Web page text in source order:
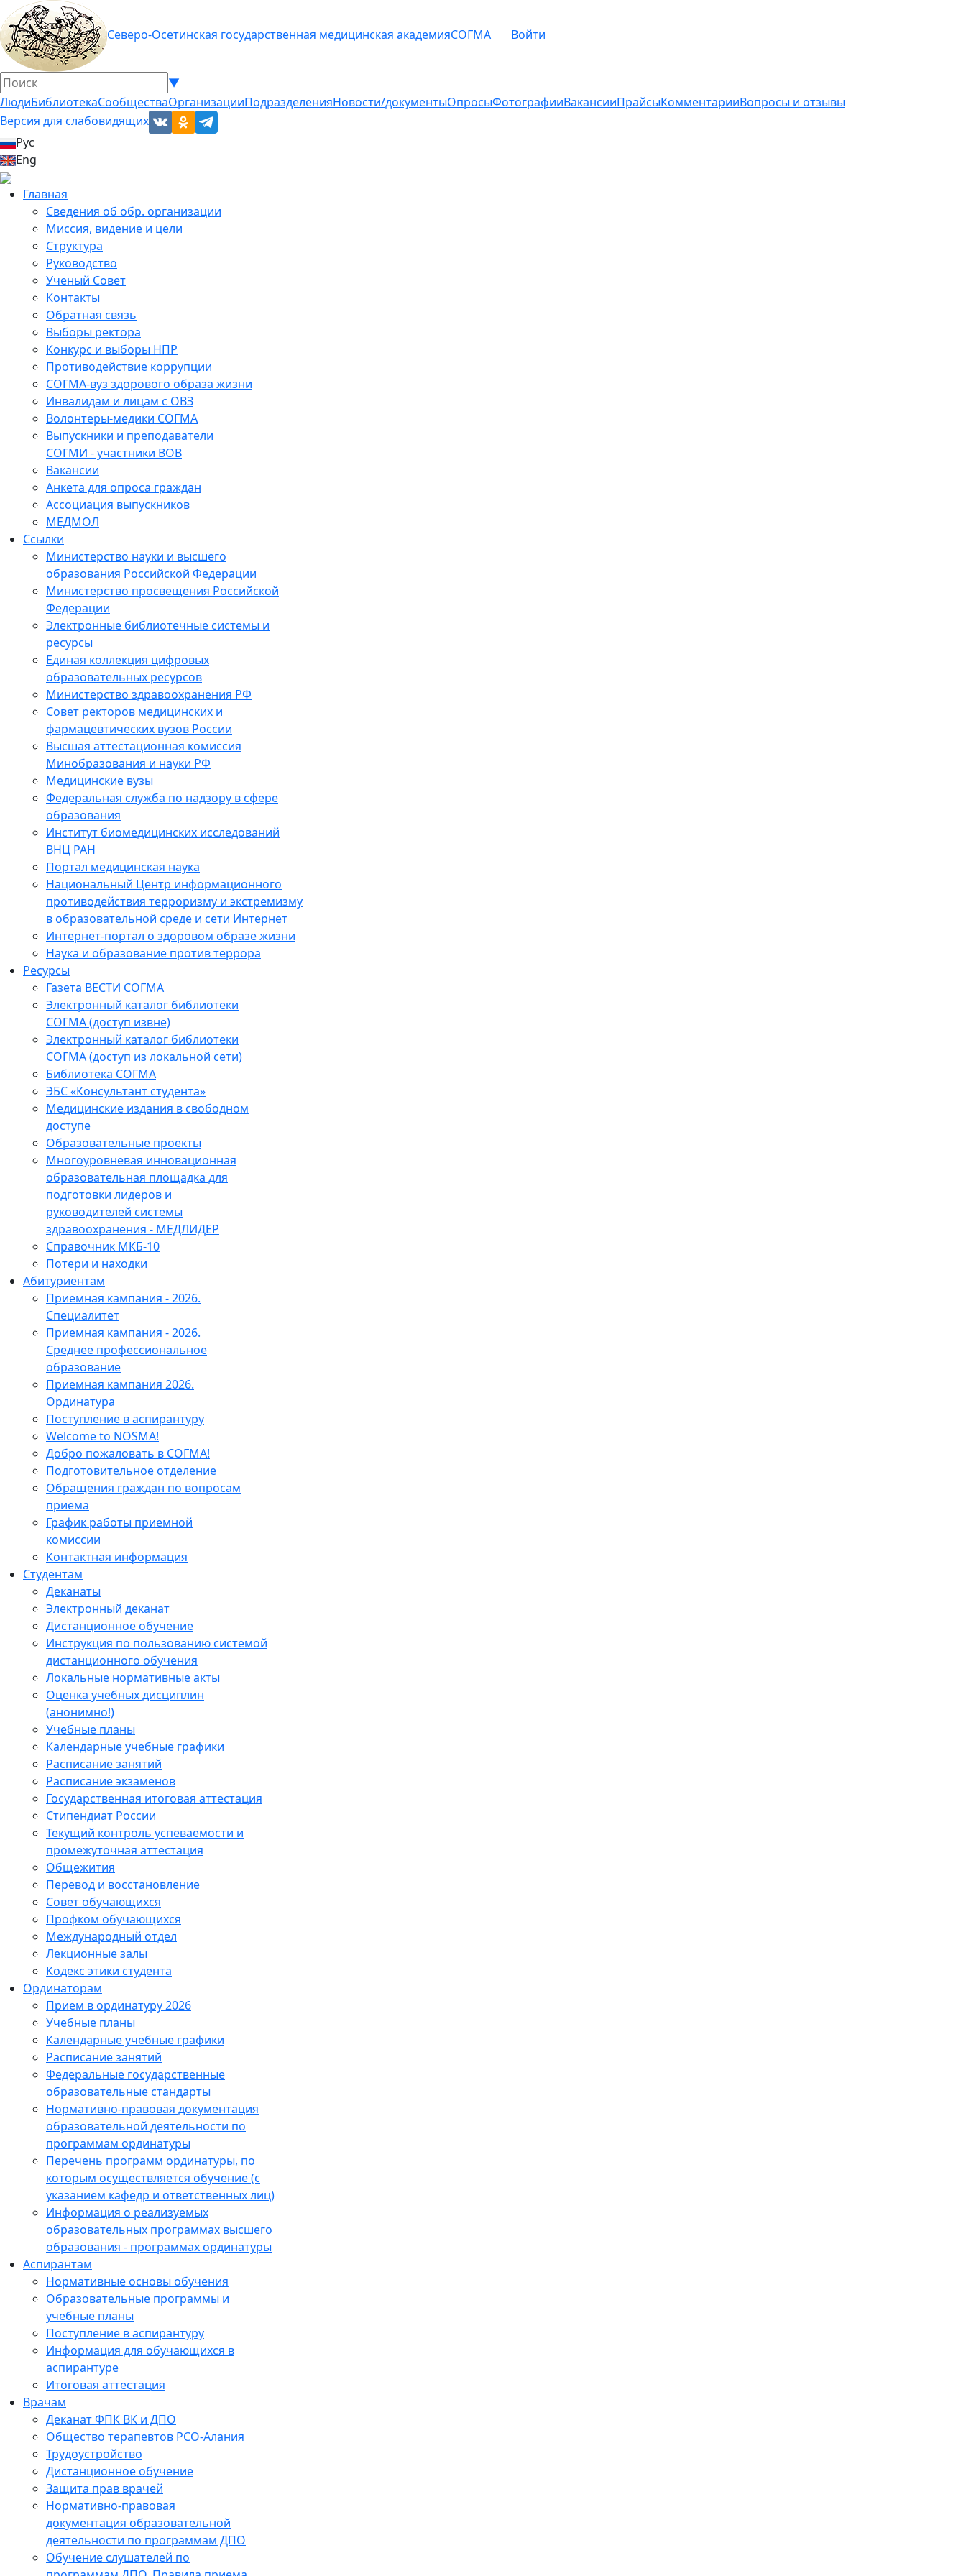
Северо-Осетинская государственная медицинская академияСОГМА Войти
▼
ЛюдиБиблиотекаСообществаОрганизацииПодразделенияНовости/документыОпросыФотографииВакансииПрайсыКомментарииВопросы и отзывы
Версия для слабовидящих
Рус
Eng
Главная
Сведения об обр. организации
Миссия, видение и цели
Структура
Руководство
Ученый Совет
Контакты
Обратная связь
Выборы ректора
Конкурс и выборы НПР
Противодействие коррупции
СОГМА-вуз здорового образа жизни
Инвалидам и лицам с ОВЗ
Волонтеры-медики СОГМА
Выпускники и преподаватели
СОГМИ - участники ВОВ
Вакансии
Анкета для опроса граждан
Ассоциация выпускников
МЕДМОЛ
Ссылки
Министерство науки и высшего
образования Российской Федерации
Министерство просвещения Российской
Федерации
Электронные библиотечные системы и
ресурсы
Единая коллекция цифровых
образовательных ресурсов
Министерство здравоохранения РФ
Совет ректоров медицинских и
фармацевтических вузов России
Высшая аттестационная комиссия
Минобразования и науки РФ
Медицинские вузы
Федеральная служба по надзору в сфере
образования
Институт биомедицинских исследований
ВНЦ РАН
Портал медицинская наука
Национальный Центр информационного
противодействия терроризму и экстремизму
в образовательной среде и сети Интернет
Интернет-портал о здоровом образе жизни
Наука и образование против террора
Ресурсы
Газета ВЕСТИ СОГМА
Электронный каталог библиотеки
СОГМА (доступ извне)
Электронный каталог библиотеки
СОГМА (доступ из локальной сети)
Библиотека СОГМА
ЭБС «Консультант студента»
Медицинские издания в свободном
доступе
Образовательные проекты
Многоуровневая инновационная
образовательная площадка для
подготовки лидеров и
руководителей системы
здравоохранения - МЕДЛИДЕР
Справочник МКБ-10
Потери и находки
Абитуриентам
Приемная кампания - 2026.
Специалитет
Приемная кампания - 2026.
Среднее профессиональное
образование
Приемная кампания 2026.
Ординатура
Поступление в аспирантуру
Welcome to NOSMA!
Добро пожаловать в СОГМА!
Подготовительное отделение
Обращения граждан по вопросам
приема
График работы приемной
комиссии
Контактная информация
Студентам
Деканаты
Электронный деканат
Дистанционное обучение
Инструкция по пользованию системой
дистанционного обучения
Локальные нормативные акты
Оценка учебных дисциплин
(анонимно!)
Учебные планы
Календарные учебные графики
Расписание занятий
Расписание экзаменов
Государственная итоговая аттестация
Стипендиат России
Текущий контроль успеваемости и
промежуточная аттестация
Общежития
Перевод и восстановление
Совет обучающихся
Профком обучающихся
Международный отдел
Лекционные залы
Кодекс этики студента
Ординаторам
Прием в ординатуру 2026
Учебные планы
Календарные учебные графики
Расписание занятий
Федеральные государственные
образовательные стандарты
Нормативно-правовая документация
образовательной деятельности по
программам ординатуры
Перечень программ ординатуры, по
которым осуществляется обучение (с
указанием кафедр и ответственных лиц)
Информация о реализуемых
образовательных программах высшего
образования - программах ординатуры
Аспирантам
Нормативные основы обучения
Образовательные программы и
учебные планы
Поступление в аспирантуру
Информация для обучающихся в
аспирантуре
Итоговая аттестация
Врачам
Деканат ФПК ВК и ДПО
Общество терапевтов РСО-Алания
Трудоустройство
Дистанционное обучение
Защита прав врачей
Нормативно-правовая
документация образовательной
деятельности по программам ДПО
Обучение слушателей по